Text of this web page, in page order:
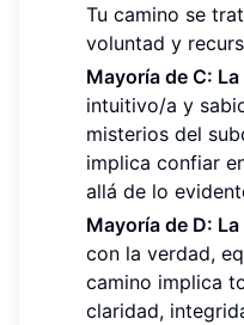
Tu camino se
voluntad y
Mayoría de C:
intuitivo/a y
misterios del
implica confiar
allá de lo
Mayoría de D:
con la verdad,
camino implica
claridad,